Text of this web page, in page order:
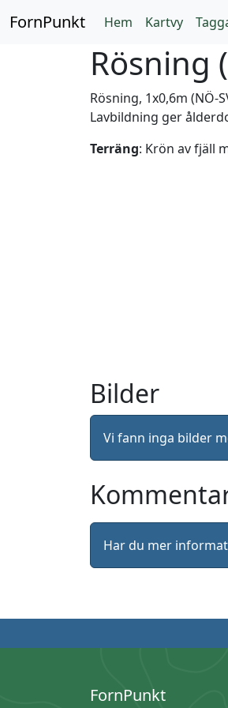
FornPunkt Hem Kartvy
Rösning (
Rösning, 1x0,6m (NÖ-
Lavbildning ger
Terräng: Krön av fjäll
Bilder
Vi fann inga bilder
Har du mer
FornPunkt